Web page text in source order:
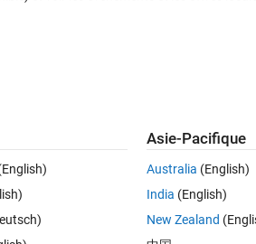
le 26 Mai
Asie-Pacifique
Australia (English)
India (English)
New Zealand